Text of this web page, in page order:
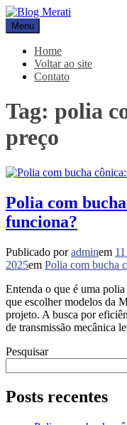
Pular
para
o
conteúdo
Blog Merati
Líder na fabricação de
Menu
Home
Voltar ao site
Contato
Tag: polia
preço
Polia com
funciona?
Publicado poradminem
2025em Polia com bucha
Entenda o que é uma
que escolher modelos da
projeto. A busca por
de transmissão mecânica
Pesquisar
Posts recentes